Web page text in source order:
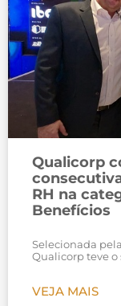
Qualicorp
RH na
Benefícios
Selecionada
Qualicorp teve o
VEJA MAIS